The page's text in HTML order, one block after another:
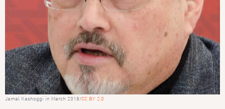
Jamal Kashoggi in March 2018/CC BY 2.0